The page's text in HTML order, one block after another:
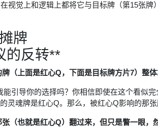
视觉上和逻辑上都将它与目标牌（第15张
牌
的反转**
（上面是红心Q，下面是目标牌方片7）整
能引导你的选择吗？你相信即使在这个看似
灵魂牌是红心Q。那么，被红心Q影响的那
（也就是红心Q）翻过来，但只是瞥一眼，